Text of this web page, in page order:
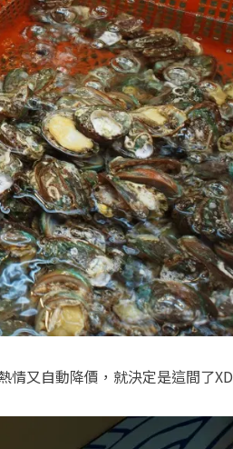
情又自動降價，就決定是這間了XD